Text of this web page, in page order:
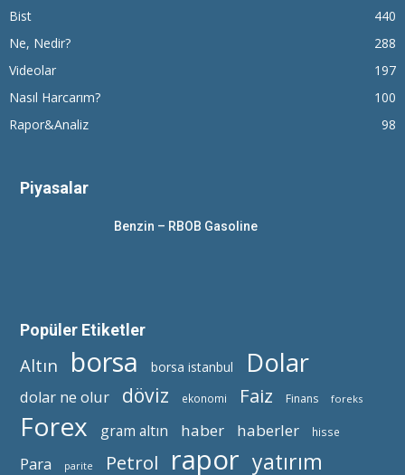
Bist
440
Ne, Nedir?
288
Videolar
197
Nasıl Harcarım?
100
Rapor&Analiz
98
Piyasalar
Benzin – RBOB Gasoline
Popüler Etiketler
Altın borsa borsa istanbul Dolar
dolar ne olur döviz ekonomi Faiz Finans foreks
Forex gram altın haber haberler hisse
Para parite Petrol rapor yatırım